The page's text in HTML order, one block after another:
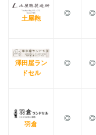
土屋鞄
◎ ◎
澤田屋ラン
ドセル
◎ ◎
羽倉
◎ ◎